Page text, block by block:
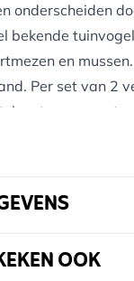
onderscheiden
bekende
en
Per set van 2
trays,
range also
OOK